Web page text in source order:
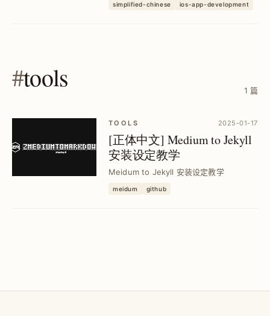
识请求与身体手势追踪，提升辨识效率与
simplified-chinese ios-app-development
#tools 1 篇
TOOLS 2025-01-17
[正体中文] Medium to Jekyll
安装设定教学
Meidum to Jekyll 安装设定教学
meidum github